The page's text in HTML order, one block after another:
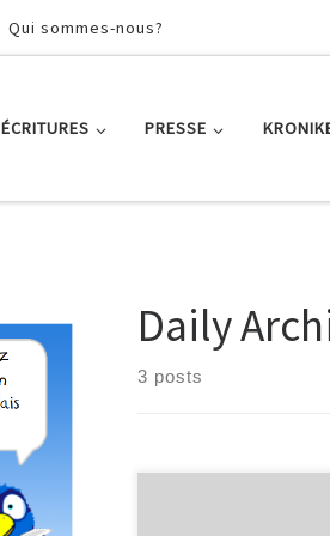
Qui sommes-nous?
ÉCRITURES PRESSE
Daily
3 posts